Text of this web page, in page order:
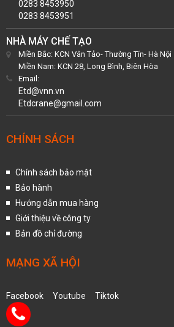
0283 8453950
0283 8453951
NHÀ MÁY CHẾ TẠO
Miền Bắc: KCN Vân Tảo- Thường Tín- Hà Nội
Miền Nam: KCN 28, Long Bình, Biên Hòa
Email:
Etd@vnn.vn
Etdcrane@gmail.com
CHÍNH SÁCH
Chính sách bảo mật
Bảo hành
Hướng dẫn mua hàng
Giới thiệu về công ty
Bản đồ chỉ đường
MẠNG XÃ HỘI
Facebook Youtube Tiktok